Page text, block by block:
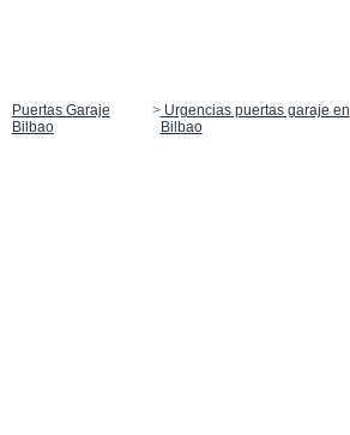
Puertas Garaje
Bilbao
Urgencias puertas garaje en
Bilbao